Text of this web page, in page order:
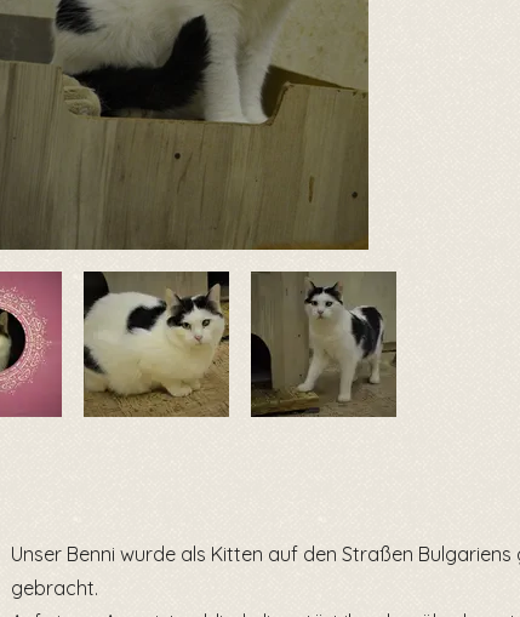
Unser Benni wurde als Kitten auf den Straßen
gebracht.